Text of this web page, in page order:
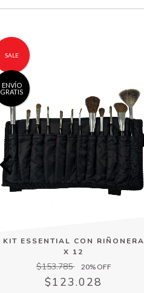
SALE
ENVÍO
GRATIS
KIT ESSENTIAL CON RIÑONERA
X 12
$153.785 20% OFF
$123.028